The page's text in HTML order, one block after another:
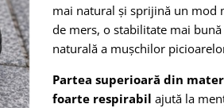
mai natural și sprijină un mod
de mers, o stabilitate mai
naturală a mușchilor
Partea superioară din
foarte respirabil ajută la